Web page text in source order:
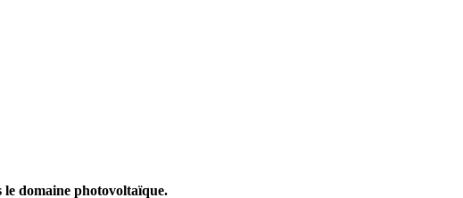
domaine photovoltaïque.